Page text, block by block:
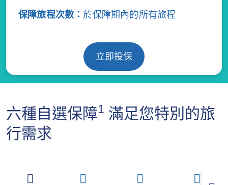
保障旅程次數：於保障期內的所有旅程
立即投保
六種自選保障1 滿足您特別的旅
行需求